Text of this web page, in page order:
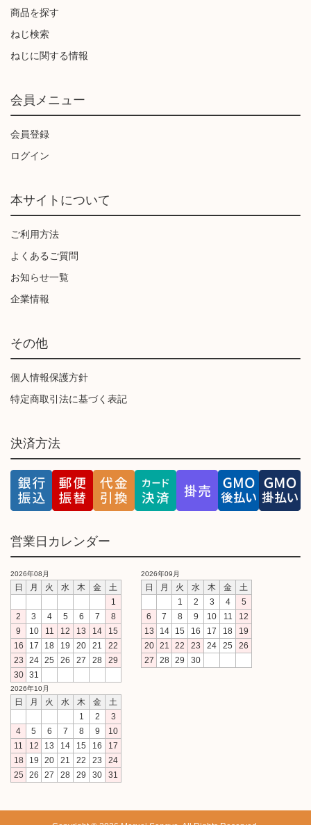
商品を探す
ねじ検索
ねじに関する情報
会員メニュー
会員登録
ログイン
本サイトについて
ご利用方法
よくあるご質問
お知らせ一覧
企業情報
その他
個人情報保護方針
特定商取引法に基づく表記
決済方法
営業日カレンダー
2026年08月
日 月 火 水 木 金
土
1
2
3 4 5 6 7
8
9
10 11 12 13 14
15
16
17 18 19 20 21
22
23
24 25 26 27 28
29
30
31
2026年09月
日 月 火 水 木 金
土
1
2 3 4
5
6
7 8 9 10 11
12
13
14 15 16 17 18
19
20
21 22 23 24 25
26
27
28 29 30
2026年10月
日 月 火 水 木 金
土
1
2
3
4
5 6 7 8 9
10
11
12 13 14 15 16
17
18
19 20 21 22 23
24
25
26 27 28 29 30 31